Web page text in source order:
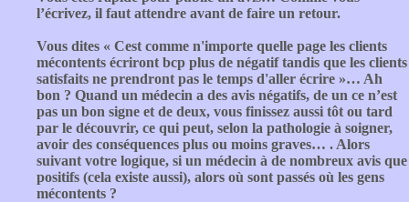
l’écrivez, il faut attendre avant de faire un retour.
Vous dites « Cest comme n'importe quelle page les clients
mécontents écriront bcp plus de négatif tandis que les clients
satisfaits ne prendront pas le temps d'aller écrire »… Ah
bon ? Quand un médecin a des avis négatifs, de un ce n’est
pas un bon signe et de deux, vous finissez aussi tôt ou tard
par le découvrir, ce qui peut, selon la pathologie à soigner,
avoir des conséquences plus ou moins graves… . Alors
suivant votre logique, si un médecin à de nombreux avis que
positifs (cela existe aussi), alors où sont passés où les gens
mécontents ?